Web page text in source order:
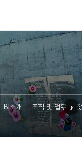
BI소개 조직 및 업무 ›